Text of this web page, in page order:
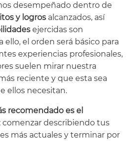
desempeñado dentro de
y logros alcanzados, así
ejercidas son
ello, el orden será básico para
experiencias profesionales,
suelen mirar nuestra
reciente y que esta sea
ellos necesitan.
recomendado es el
: comenzar describiendo tus
más actuales y terminar por